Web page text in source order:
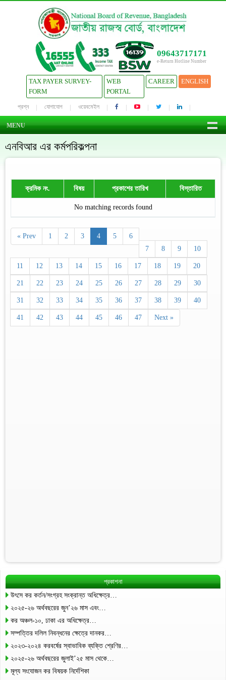
09643717171
e-Return Hotline Number
TAX PAYER SURVEY-
FORM
WEB
PORTAL
CAREER ENGLISH
প্রশ্ন যোগাযোগ ওয়েবমেইল
MENU
এনবিআর এর কর্মপরিকল্পনা
ক্রমিক নং. বিষয় প্রকাশের তারিখ বিস্তারিত
No matching records found
« Prev 1 2 3 4 5
6
7
8 9 10
11 12 13 14 15 16 17 18 19 20
21 22 23 24 25 26 27 28 29 30
31 32 33 34 35 36 37 38 39 40
41 42 43 44 45 46 47 Next »
প্রকাশনা
উৎসে কর কর্তন/সংগ্রহ সংক্রান্ত অধিক্ষেত্র…
২০২৫-২৬ অর্থবছরের জুন’২৬ মাস এবং…
কর অঞ্চল-১০, ঢাকা এর অধিক্ষেত্র…
সম্পত্তির দলিল নিবন্ধনের ক্ষেত্রে দানকর…
২০২৩-২০২৪ করবর্ষের স্বাভাবিক ব্যক্তি শ্রেণির…
২০২৫-২৬ অর্থবছরের জুলাই’২৫ মাস থেকে…
মূল্য সংযোজন কর বিষয়ক নির্দেশিকা